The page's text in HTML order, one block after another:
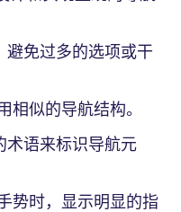
避免过多的选项或干
相似的导航结构。
术语来标识导航元
势时，显示明显的指